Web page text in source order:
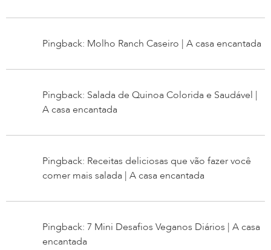
Pingback: Molho Ranch Caseiro | A casa encantada
Pingback: Salada de Quinoa Colorida e Saudável |
A casa encantada
Pingback: Receitas deliciosas que vão fazer você
comer mais salada | A casa encantada
Pingback: 7 Mini Desafios Veganos Diários | A casa
encantada